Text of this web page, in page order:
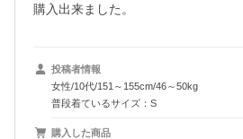
購入出来ました。
投稿者情報
女性/10代/151～155cm/46～50kg
普段着ているサイズ：S
購入した商品